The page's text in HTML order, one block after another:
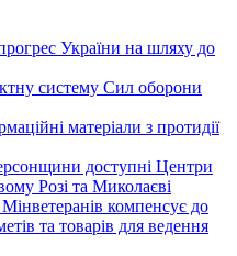
України на шляху до
систему Сил оборони
матеріали з протидії
доступні Центри
Розі та Миколаєві
компенсує до
та товарів для ведення